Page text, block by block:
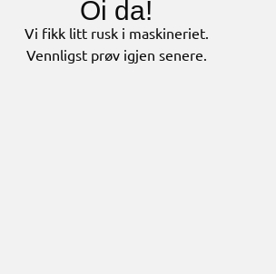
Oi da!
Vi fikk litt rusk i maskineriet.
Vennligst prøv igjen senere.